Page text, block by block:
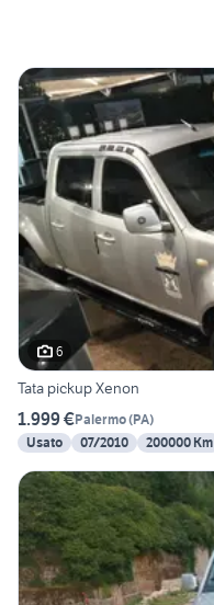
6
Tata pickup Xenon
1.999 €Palermo(PA)
Usato
07/2010 200000 Km